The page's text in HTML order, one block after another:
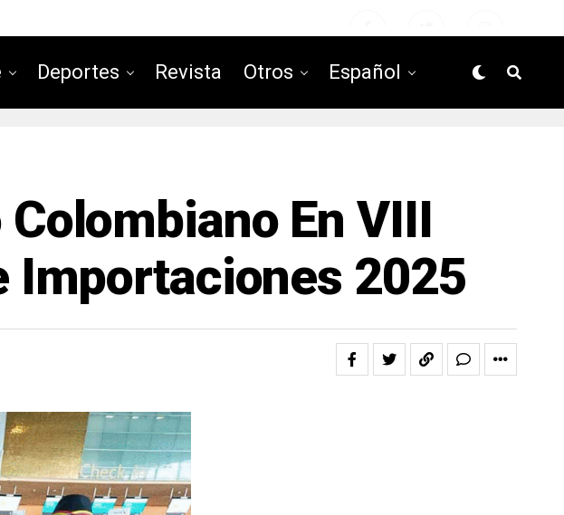
Deportes Revista Otros Español
En VIII
Importaciones 2025